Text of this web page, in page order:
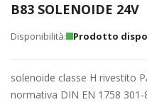
della
immagini
B83 SOLENOIDE 24V
Prodotto
solenoide classe H rivestito
normativa DIN EN 1758 301-